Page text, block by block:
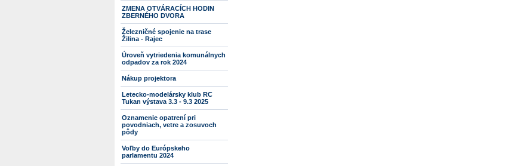
ZMENA OTVÁRACÍCH HODIN
ZBERNÉHO DVORA
Železničné spojenie na trase
Žilina - Rajec
Úroveň vytriedenia komunálnych
odpadov za rok 2024
Nákup projektora
Letecko-modelársky klub RC
Tukan výstava 3.3 - 9.3 2025
Oznamenie opatrení pri
povodniach, vetre a zosuvoch
pôdy
Voľby do Európskeho
parlamentu 2024